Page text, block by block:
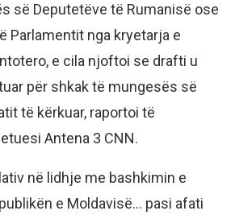
së Deputetëve të Rumanisë ose
Parlamentit nga kryetarja e
e cila njoftoi se drafti u
për shkak të mungesës së
të kërkuar, raportoi të
Antena 3 CNN.
në lidhje me bashkimin e
e Moldavisë… pasi afati